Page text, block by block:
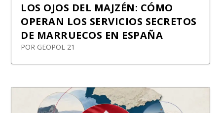
LOS OJOS DEL MAJZÉN: CÓMO
OPERAN LOS SERVICIOS SECRETOS
DE MARRUECOS EN ESPAÑA
POR GEOPOL 21